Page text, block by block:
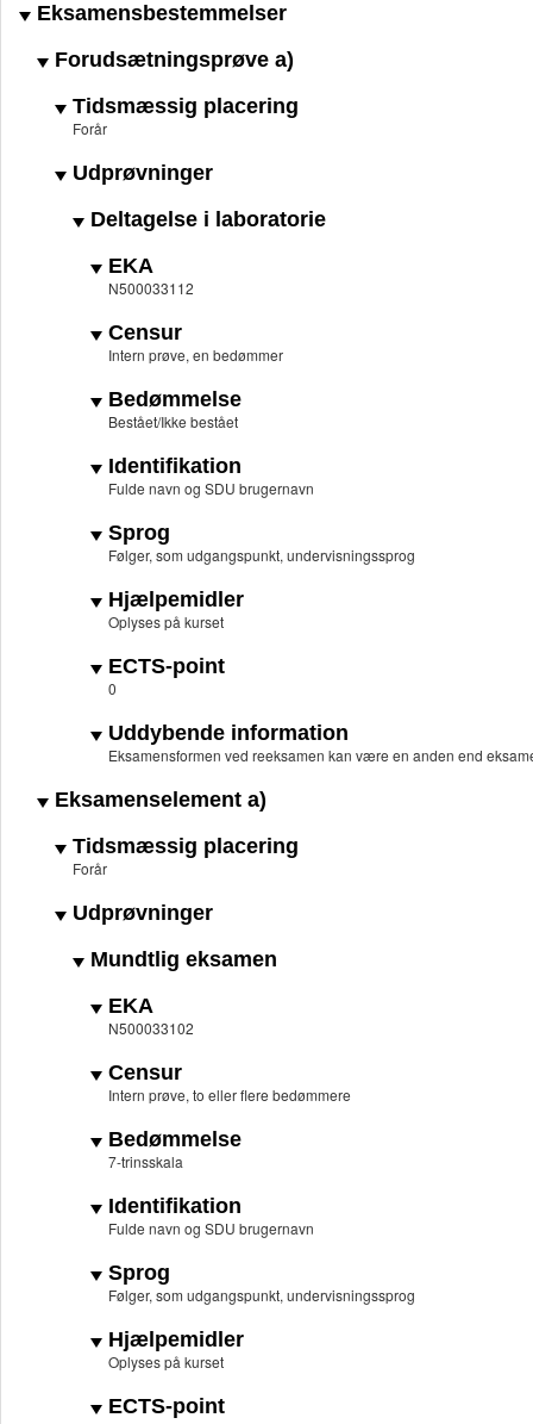
Eksamensbestemmelser
Forudsætningsprøve a)
Tidsmæssig placering
Forår
Udprøvninger
Deltagelse i laboratorie
EKA
N500033112
Censur
Intern prøve, en bedømmer
Bedømmelse
Bestået/Ikke bestået
Identifikation
Fulde navn og SDU brugernavn
Sprog
Følger, som udgangspunkt, undervisningssprog
Hjælpemidler
Oplyses på kurset
ECTS-point
0
Uddybende information
Eksamensformen ved reeksamen kan være en anden end
Eksamenselement a)
Tidsmæssig placering
Forår
Udprøvninger
Mundtlig eksamen
EKA
N500033102
Censur
Intern prøve, to eller flere bedømmere
Bedømmelse
7-trinsskala
Identifikation
Fulde navn og SDU brugernavn
Sprog
Følger, som udgangspunkt, undervisningssprog
Hjælpemidler
Oplyses på kurset
ECTS-point